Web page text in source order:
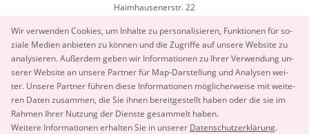
Wir ver­wen­den Coo­kies, um In­hal­te zu per­so­na­li­sie­ren, Funk­tio­nen für so­
zia­le Me­di­en an­bie­ten zu kön­nen und die Zu­grif­fe auf un­se­re Web­site zu
ana­ly­sie­ren. Au­ßer­dem geben wir In­for­ma­tio­nen zu Ihrer Ver­wen­dung un­
se­rer Web­site an un­se­re Part­ner für Map-Dar­stel­lung und Ana­ly­sen wei­
ter. Un­se­re Part­ner füh­ren diese In­for­ma­tio­nen mög­li­cher­wei­se mit wei­te­
ren Daten zu­sam­men, die Sie ihnen be­reit­ge­stellt haben oder die sie im
Rah­men Ihrer Nut­zung der Diens­te ge­sam­melt haben.
Wei­te­re In­for­ma­tio­nen er­hal­ten Sie in un­se­rer Da­ten­schut­z­er­klä­rung.
Haimhausenerstr. 22
info@schwangerinmeinerstadt.de
Copyright 2026 © SIMS schwangerinmeinerstadt.de GmbH.